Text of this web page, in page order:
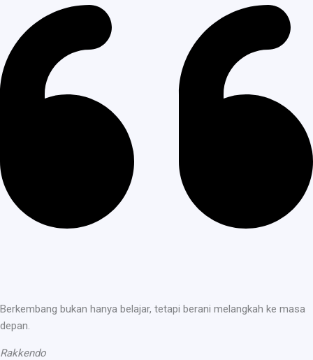
Berkembang bukan hanya belajar, tetapi berani melangkah ke masa
depan.
Rakkendo